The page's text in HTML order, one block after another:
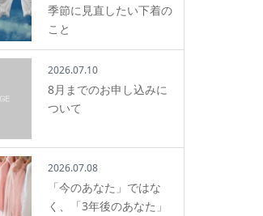
季節に見直したい下着の
こと
2026.07.10
8月までのお申し込みに
ついて
2026.07.08
「今のあなた」ではな
く、「3年後のあなた」